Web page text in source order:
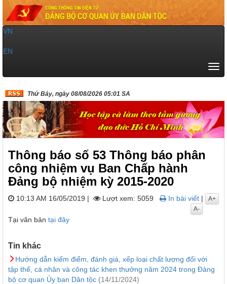
VN
EN
Thứ Bảy, ngày 08/08/2026 05:01 SA
Thông báo số 53 Thông báo phân
công nhiệm vụ Ban Chấp hành
Đảng bộ nhiệm kỳ 2015-2020
10:13 AM 16/05/2019 | Lượt xem: 5059 In bài viết |
A+
A-
Tại văn bản tại đây
Tin khác
Hướng dẫn kiểm điểm, đánh giá, xếp loại chất lượng đối với
tập thể, cá nhân và công tác khen thưởng năm 2024 trong Đảng
bộ cơ quan Ủy ban Dân tộc (14/11/2024)